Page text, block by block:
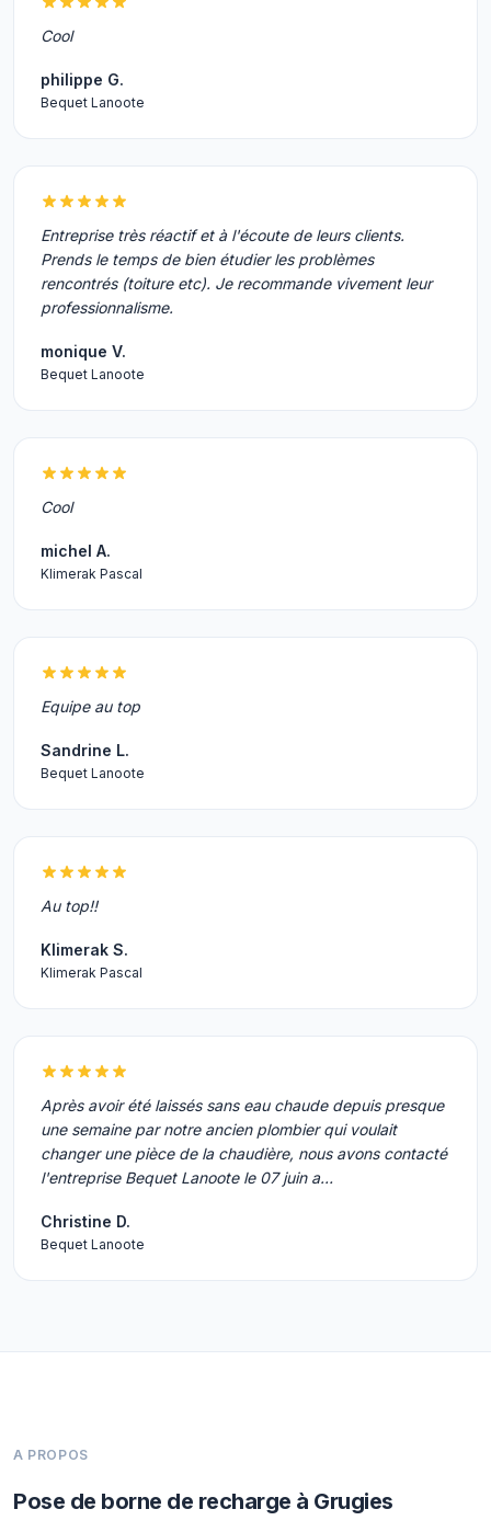
Cool
philippe G.
Bequet Lanoote
Entreprise très réactif et à l'écoute de leurs clients.
Prends le temps de bien étudier les problèmes
rencontrés (toiture etc). Je recommande vivement leur
professionnalisme.
monique V.
Bequet Lanoote
Cool
michel A.
Klimerak Pascal
Equipe au top
Sandrine L.
Bequet Lanoote
Au top!!
Klimerak S.
Klimerak Pascal
Après avoir été laissés sans eau chaude depuis presque
une semaine par notre ancien plombier qui voulait
changer une pièce de la chaudière, nous avons contacté
l'entreprise Bequet Lanoote le 07 juin a…
Christine D.
Bequet Lanoote
A PROPOS
Pose de borne de recharge à Grugies